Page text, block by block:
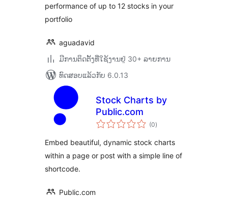
performance of up to 12 stocks in your
portfolio
aguadavid
ມີການຕິດຕັ້ງທີ່ໃຊ້ງານຢູ່ 30+ ລາຍການ
ທົດສອບແລ້ວກັບ 6.0.13
Stock Charts by
Public.com
(0ຄະແນນ
ທັງໝົດ
)
Embed beautiful, dynamic stock charts
within a page or post with a simple line of
shortcode.
Public.com